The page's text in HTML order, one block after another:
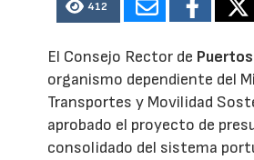
412
El Consejo Rector de
organismo dependiente del
Transportes y Movilidad
aprobado el proyecto de
consolidado del sistema